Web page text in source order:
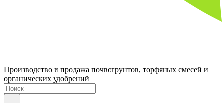
Производство и продажа почвогрунтов, торфяных смесей и
органических удобрений